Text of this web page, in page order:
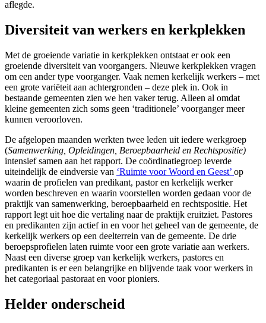
aflegde.
Diversiteit van werkers en kerkplekken
Met de groeiende variatie in kerkplekken ontstaat er ook een
groeiende diversiteit van voorgangers. Nieuwe kerkplekken vragen
om een ander type voorganger. Vaak nemen kerkelijk werkers – met
een grote variëteit aan achtergronden – deze plek in. Ook in
bestaande gemeenten zien we hen vaker terug. Alleen al omdat
kleine gemeenten zich soms geen ‘traditionele’ voorganger meer
kunnen veroorloven.
De afgelopen maanden werkten twee leden uit iedere werkgroep
(Samenwerking, Opleidingen, Beroepbaarheid en Rechtspositie)
intensief samen aan het rapport. De coördinatiegroep leverde
uiteindelijk de eindversie van ‘Ruimte voor Woord en Geest’ op
waarin de profielen van predikant, pastor en kerkelijk werker
worden beschreven en waarin voorstellen worden gedaan voor de
praktijk van samenwerking, beroepbaarheid en rechtspositie. Het
rapport legt uit hoe die vertaling naar de praktijk eruitziet. Pastores
en predikanten zijn actief in en voor het geheel van de gemeente, de
kerkelijk werkers op een deelterrein van de gemeente. De drie
beroepsprofielen laten ruimte voor een grote variatie aan werkers.
Naast een diverse groep van kerkelijk werkers, pastores en
predikanten is er een belangrijke en blijvende taak voor werkers in
het categoriaal pastoraat en voor pioniers.
Helder onderscheid